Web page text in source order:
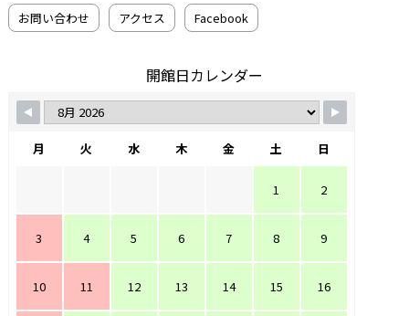
お問い合わせ アクセス Facebook
開館日カレンダー
月 火 水 木 金 土 日
1 2
3 4 5 6 7 8 9
10 11 12 13 14 15 16